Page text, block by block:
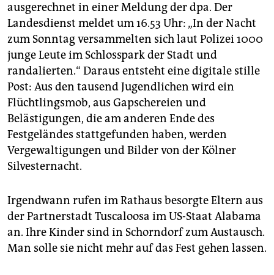
ausgerechnet in einer Meldung der dpa. Der
Landesdienst meldet um 16.53 Uhr: „In der Nacht
zum Sonntag versammelten sich laut Polizei 1000
junge Leute im Schlosspark der Stadt und
randalierten.“ Daraus entsteht eine digitale stille
Post: Aus den tausend Jugendlichen wird ein
Flüchtlingsmob, aus Gapschereien und
Belästigungen, die am anderen Ende des
Festgeländes stattgefunden haben, werden
Vergewaltigungen und Bilder von der Kölner
Silvesternacht.
Irgendwann rufen im Rathaus besorgte Eltern aus
der Partnerstadt Tuscaloosa im US-Staat Alabama
an. Ihre Kinder sind in Schorndorf zum Austausch.
Man solle sie nicht mehr auf das Fest gehen lassen.